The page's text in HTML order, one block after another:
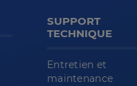
SUPPORT
TECHNIQUE
Entretien et
maintenance